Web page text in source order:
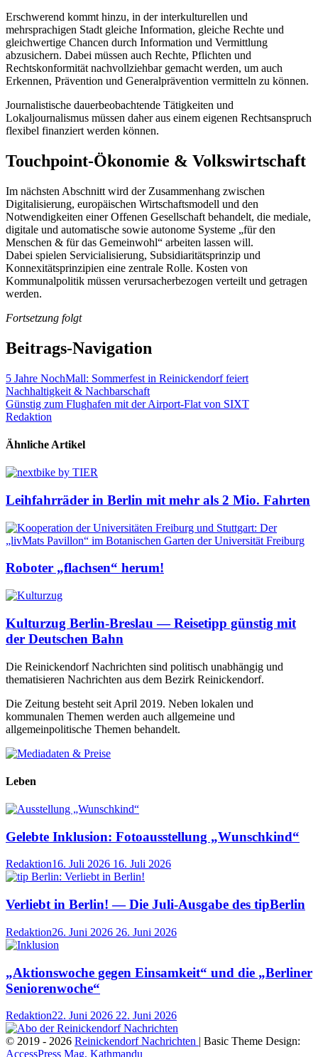
Erschwerend kommt hinzu, in der interkulturellen und
mehrsprachigen Stadt gleiche Information, gleiche Rechte und
gleichwertige Chancen durch Information und Vermittlung
abzusichern. Dabei müssen auch Rechte, Pflichten und
Rechtskonformität nachvollziehbar gemacht werden, um auch
Erkennen, Prävention und Generalprävention vermitteln zu können.
Journalistische dauerbeobachtende Tätigkeiten und
Lokaljournalismus müssen daher aus einem eigenen Rechtsanspruch
flexibel finanziert werden können.
Touchpoint-Ökonomie & Volkswirtschaft
Im nächsten Abschnitt wird der Zusammenhang zwischen
Digitalisierung, europäischen Wirtschaftsmodell und den
Notwendigkeiten einer Offenen Gesellschaft behandelt, die mediale,
digitale und automatische sowie autonome Systeme „für den
Menschen & für das Gemeinwohl“ arbeiten lassen will.
Dabei spielen Servicialisierung, Subsidiaritätsprinzip und
Konnexitätsprinzipien eine zentrale Rolle. Kosten von
Kommunalpolitik müssen verursacherbezogen verteilt und getragen
werden.
Fortsetzung folgt
Beitrags-Navigation
5 Jahre NochMall: Sommerfest in Reinickendorf feiert
Nachhaltigkeit & Nachbarschaft
Günstig zum Flughafen mit der Airport-Flat von SIXT
Redaktion
Ähnliche Artikel
Leihfahrräder in Berlin mit mehr als 2 Mio. Fahrten
Roboter „flachsen“ herum!
Kulturzug Berlin-Breslau — Reisetipp günstig mit
der Deutschen Bahn
Die Reinickendorf Nachrichten sind politisch unabhängig und
thematisieren Nachrichten aus dem Bezirk Reinickendorf.
Die Zeitung besteht seit April 2019. Neben lokalen und
kommunalen Themen werden auch allgemeine und
allgemeinpolitische Themen behandelt.
Leben
Gelebte Inklusion: Fotoausstellung „Wunschkind“
Redaktion16. Juli 2026 16. Juli 2026
Verliebt in Berlin! — Die Juli-Ausgabe des tipBerlin
Redaktion26. Juni 2026 26. Juni 2026
„Aktionswoche gegen Einsamkeit“ und die „Berliner
Seniorenwoche“
Redaktion22. Juni 2026 22. Juni 2026
© 2019 - 2026 Reinickendorf Nachrichten | Basic Theme Design:
AccessPress Mag, Kathmandu